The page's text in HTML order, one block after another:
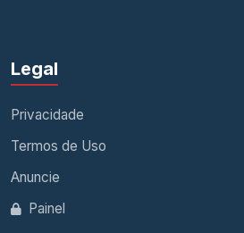
Legal
Privacidade
Termos de Uso
Anuncie
Painel